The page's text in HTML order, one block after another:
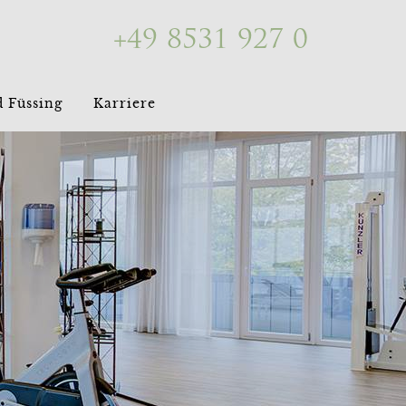
Rufen
uns
an
+49 8531 927 0
Füssing Karriere